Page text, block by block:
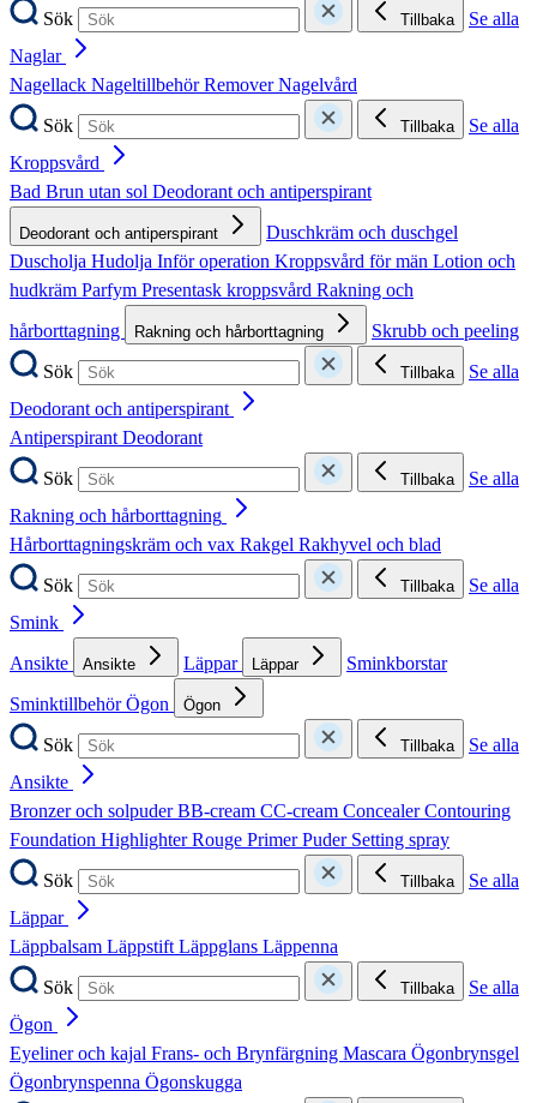
Sök
Tillbaka
Se alla
Naglar
Nagellack NageltillbehörRemoverNagelvård
Sök
Tillbaka
Se alla
Kroppsvård
Bad Brun utan sol Deodorant och antiperspirant
Deodorant och antiperspirant
Duschkräm och duschgel
Duscholja Hudolja Inför operation Kroppsvård för män Lotion och
hudkräm Parfym Presentask kroppsvård Rakning och
hårborttagning
Rakning och hårborttagning
Skrubb och peeling
Sök
Tillbaka
Se alla
Deodorant och antiperspirant
AntiperspirantDeodorant
Sök
Tillbaka
Se alla
Rakning och hårborttagning
Hårborttagningskräm och vax Rakgel Rakhyvel och blad
Sök
Tillbaka
Se alla
Smink
Ansikte
Ansikte Läppar Läppar
Sminkborstar
SminktillbehörÖgon Ögon
Sök Tillbaka
Se alla
Ansikte
Bronzer och solpuderBB-cream CC-cream ConcealerContouring
Foundation HighlighterRouge PrimerPuder Setting spray
Sök
Tillbaka
Se alla
Läppar
Läppbalsam LäppstiftLäppglans Läppenna
Sök
Tillbaka
Se alla
Ögon
Eyeliner och kajal Frans- och Brynfärgning Mascara Ögonbrynsgel
Ögonbrynspenna Ögonskugga